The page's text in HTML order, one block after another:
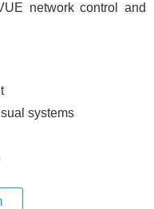
network control and
systems